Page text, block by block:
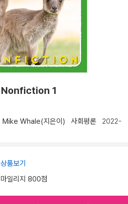
1
Mike Whale(지은이) 사회평론 2022-
품보기
일리지 800점